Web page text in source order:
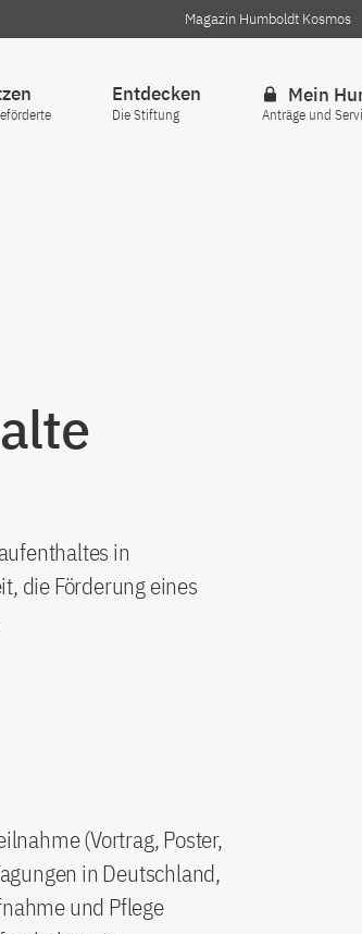
Magazin Humboldt Kosmos
Entdecken
Die Stiftung
Mein
Anträge und
in
die Förderung eines
(Vortrag, Poster,
in Deutschland,
und Pflege